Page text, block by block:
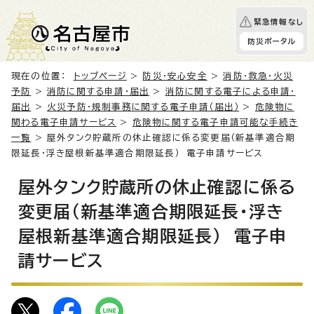
緊急情報なし
防災ポータル
現在の位置： トップページ > 防災・安心安全 >消防・救急・火災
予防
>消防に関する申請・届出 > 消防に関する電子による申請・
届出
> 火災予防・規制事務に関する電子申請（届出） > 危険物に
関わる電子申請サービス
> 危険物に関する電子申請可能な手続き
一覧
> 屋外タンク貯蔵所の休止確認に係る変更届（新基準適合期
限延長・浮き屋根新基準適合期限延長） 電子申請サービス
屋外タンク貯蔵所の休止確認に係る
変更届（新基準適合期限延長・浮き
屋根新基準適合期限延長） 電子申
請サービス